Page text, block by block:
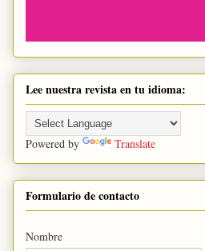
Lee nuestra revista en tu idioma:
Powered by Translate
Formulario de contacto
Nombre